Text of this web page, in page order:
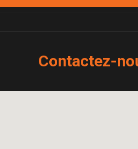
Contactez-